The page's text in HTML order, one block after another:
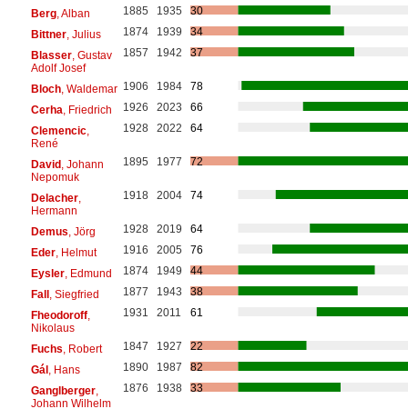
Berg, Alban 1885 1935
30
Bittner, Julius 1874 1939
34
Blasser, Gustav
Adolf Josef
1857 1942 37
Bloch, Waldemar 1906 1984
78
Cerha , Friedrich 1926 2023
66
Clemencic,
René
1928 2022 64
David, Johann
Nepomuk
1895 1977 72
Delacher,
Hermann
1918 2004 74
Demus , Jörg 1928 2019
64
Eder, Helmut 1916 2005
76
Eysler, Edmund 1874 1949
44
Fall, Siegfried 1877 1943
38
Fheodoroff,
Nikolaus
1931 2011 61
Fuchs , Robert 1847 1927
22
Gál, Hans 1890 1987
82
Ganglberger,
Johann Wilhelm
1876 1938 33